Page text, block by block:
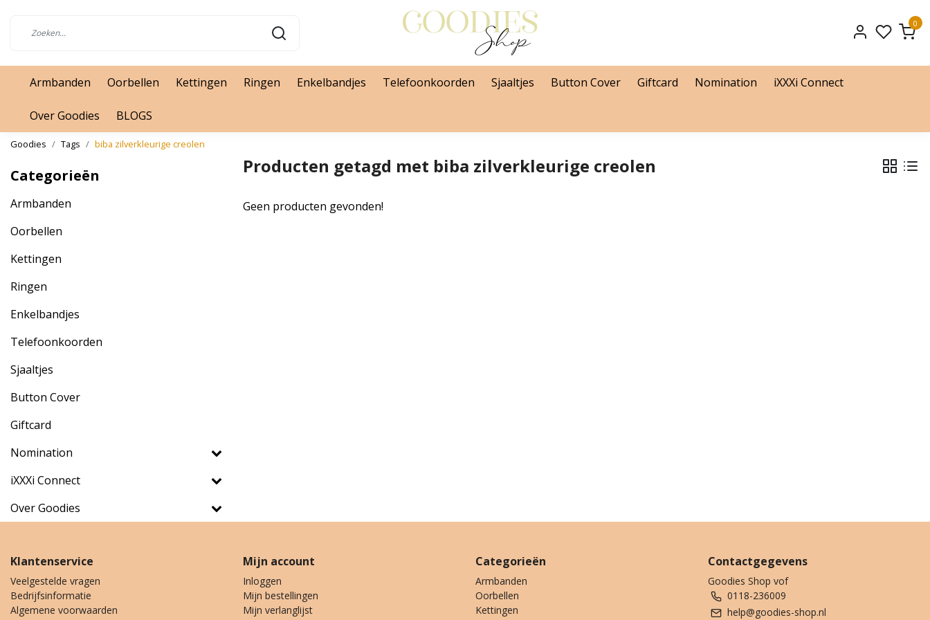
0
Armbanden Oorbellen Kettingen Ringen Enkelbandjes Telefoonkoorden Sjaaltjes Button Cover Giftcard Nomination iXXXi Connect
Over Goodies BLOGS
Goodies Tags biba zilverkleurige creolen
Categorieën
Armbanden
Oorbellen
Kettingen
Ringen
Enkelbandjes
Telefoonkoorden
Sjaaltjes
Button Cover
Giftcard
Nomination
iXXXi Connect
Over Goodies
Producten getagd met biba zilverkleurige creolen
Geen producten gevonden!
Klantenservice
Veelgestelde vragen
Bedrijfsinformatie
Algemene voorwaarden
Mijn account
Inloggen
Mijn bestellingen
Mijn verlanglijst
Categorieën
Armbanden
Oorbellen
Kettingen
Contactgegevens
Goodies Shop vof
0118-236009
help@goodies-shop.nl